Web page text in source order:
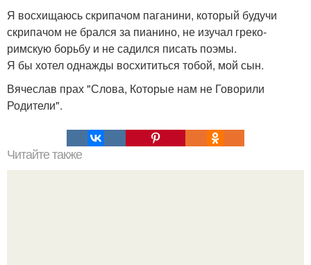
Я восхищаюсь скрипачом паганини, который будучи
скрипачом не брался за пианино, не изучал греко-
римскую борьбу и не садился писать поэмы.
Я бы хотел однажды восхититься тобой, мой сын.
Вячеслав прах "Слова, Которые нам не Говорили
Родители".
Читайте также